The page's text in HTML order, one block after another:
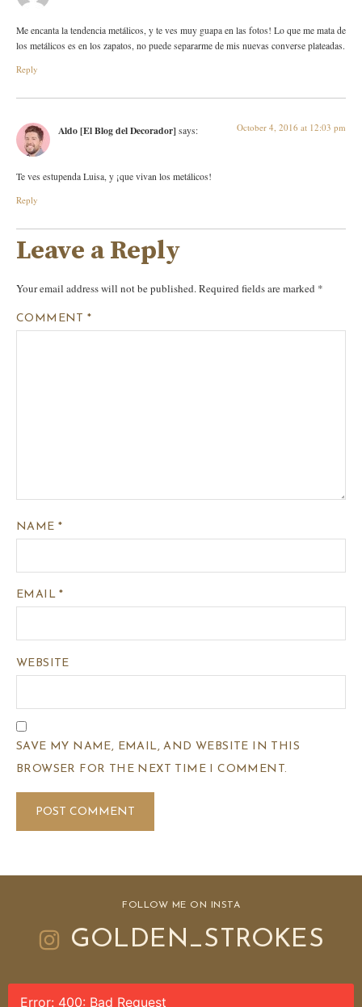
Me encanta la tendencia metálicos, y te ves muy guapa en las fotos! Lo que me mata de
los metálicos es en los zapatos, no puede separarme de mis nuevas converse plateadas.
Reply
Aldo [El Blog del Decorador] says: October 4, 2016 at 12:03 pm
Te ves estupenda Luisa, y ¡que vivan los metálicos!
Reply
Leave a Reply
Your email address will not be published.Required fields are marked *
COMMENT*
NAME *
EMAIL*
WEBSITE
SAVE MY NAME, EMAIL, AND WEBSITE IN THIS
BROWSER FOR THE NEXT TIME I COMMENT.
FOLLOW ME ON INSTA
GOLDEN_STROKES
Error: 400: Bad Request